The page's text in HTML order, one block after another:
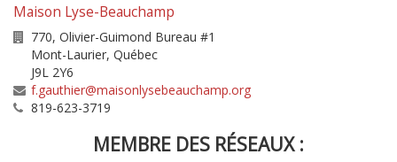
Maison Lyse-Beauchamp
770, Olivier-Guimond Bureau #1
Mont-Laurier, Québec
J9L 2Y6
f.gauthier@maisonlysebeauchamp.org
819-623-3719
MEMBRE DES RÉSEAUX :